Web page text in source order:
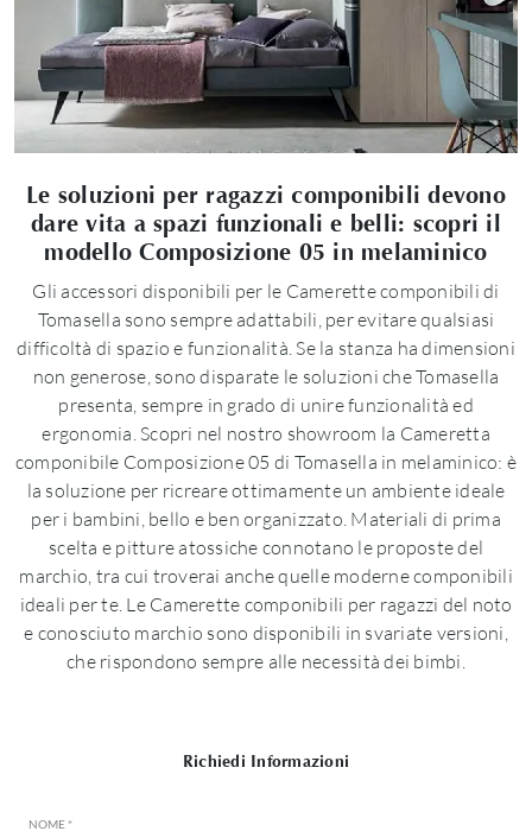
Le soluzioni per ragazzi componibili devono
dare vita a spazi funzionali e belli: scopri il
modello Composizione 05 in melaminico
Gli accessori disponibili per le Camerette componibili di
Tomasella sono sempre adattabili, per evitare qualsiasi
difficoltà di spazio e funzionalità. Se la stanza ha dimensioni
non generose, sono disparate le soluzioni che Tomasella
presenta, sempre in grado di unire funzionalità ed
ergonomia. Scopri nel nostro showroom la Cameretta
componibile Composizione 05 di Tomasella in melaminico: è
la soluzione per ricreare ottimamente un ambiente ideale
per i bambini, bello e ben organizzato. Materiali di prima
scelta e pitture atossiche connotano le proposte del
marchio, tra cui troverai anche quelle moderne componibili
ideali per te. Le Camerette componibili per ragazzi del noto
e conosciuto marchio sono disponibili in svariate versioni,
che rispondono sempre alle necessità dei bimbi.
Richiedi Informazioni